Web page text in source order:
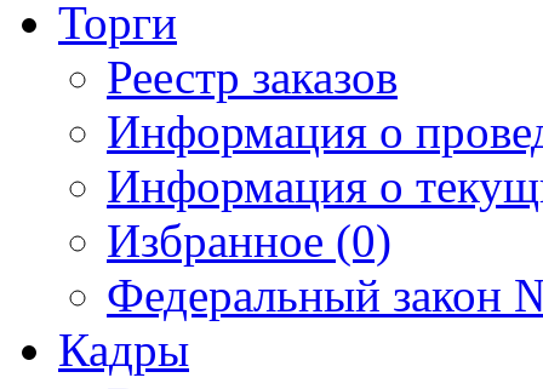
Торги
Реестр заказов
Информация о
Информация о
Избранное (0)
Федеральный закон
Кадры